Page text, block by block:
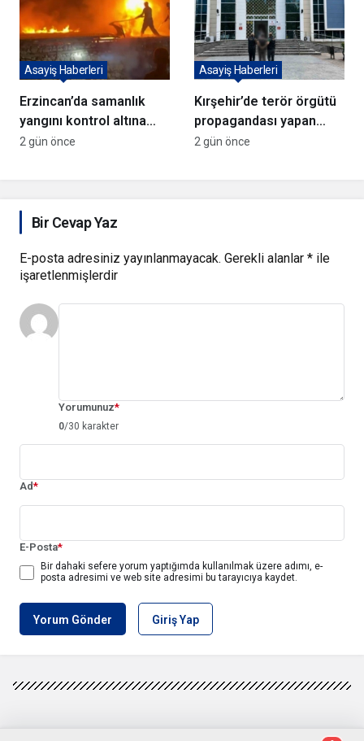
Erzincan’da samanlık
yangını kontrol altına
alındı
Asayiş Haberleri
2 gün önce
Kırşehir’de terör örgütü
propagandası yapan
şüpheli yakalandı
Asayiş Haberleri
2 gün önce
Bir Cevap Yaz
E-posta adresiniz yayınlanmayacak. Gerekli alanlar * ile
işaretlenmişlerdir
Yorumunuz*
0/30 karakter
Ad*
E-Posta*
Bir dahaki sefere yorum yaptığımda kullanılmak üzere adımı, e-
posta adresimi ve web site adresimi bu tarayıcıya kaydet.
Yorum Gönder Giriş Yap